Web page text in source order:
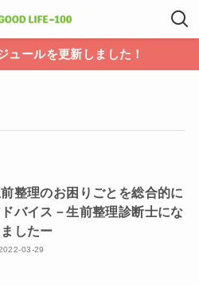
ュールを更新しました！
整理のお困りごとを総合的に
バイス－生前整理診断士にな
ましたー
03-29